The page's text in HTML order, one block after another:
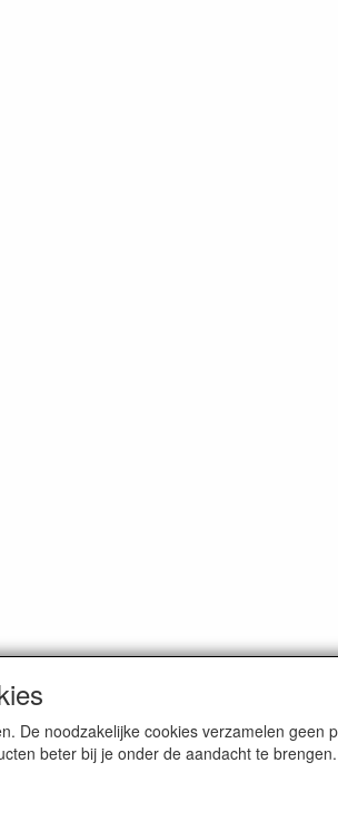
De noodzakelijke cookies verzamelen
beter bij je onder de aandacht te